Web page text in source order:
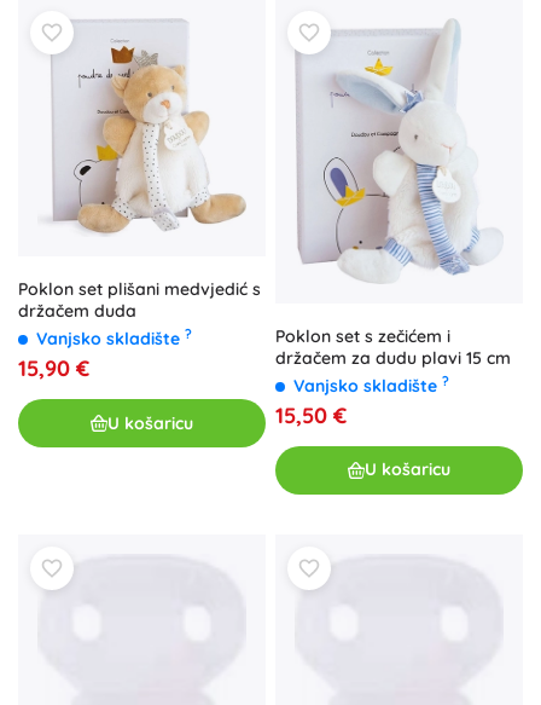
Poklon set plišani medvjedić s
držačem duda
Vanjsko skladište ?
15,90 €
U košaricu
Poklon set s zečićem i
držačem za dudu plavi 15 cm
Vanjsko skladište ?
15,50 €
U košaricu